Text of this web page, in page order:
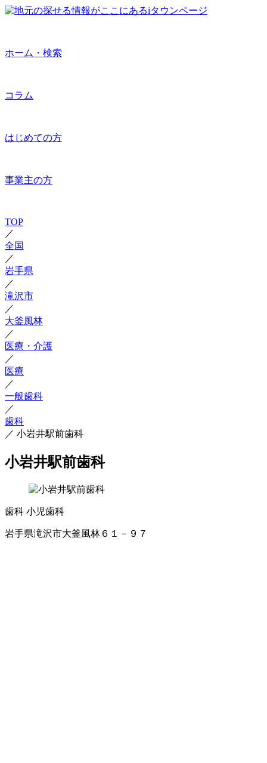
ホーム・検索
コラム
はじめての方
事業主の方
TOP
／
全国
／
岩手県
／
滝沢市
／
大釜風林
／
医療・介護
／
医療
／
一般歯科
／
歯科
／ 小岩井駅前歯科
小岩井駅前歯科
歯科 小児歯科
岩手県滝沢市大釜風林６１－９７